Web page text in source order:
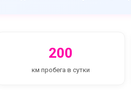
200
км пробега в сутки